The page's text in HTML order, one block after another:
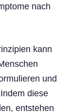
nach
kann
und
diese
entstehen